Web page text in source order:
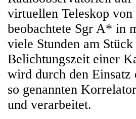
virtuellen Teleskop
beobachtete Sgr A* in
viele Stunden am
Belichtungszeit einer
wird durch den Einsatz
so genannten
und verarbeitet.